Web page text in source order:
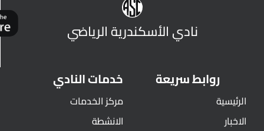
نادي الأسكندرية الرياضي
روابط سريعة
الرئيسية
الاخبار
خدمات النادي
مركز الخدمات
الانشطة